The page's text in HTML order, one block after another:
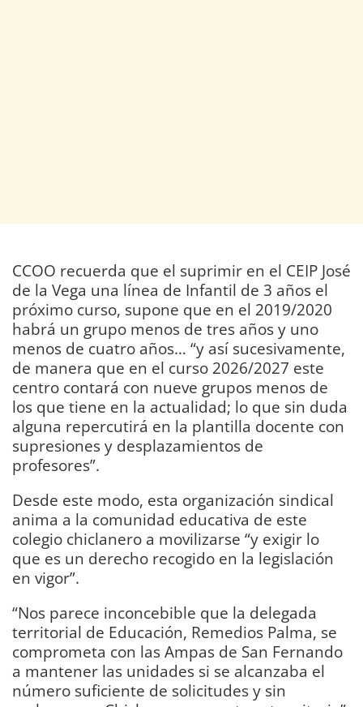
CCOO recuerda que el suprimir en el CEIP José
de la Vega una línea de Infantil de 3 años el
próximo curso, supone que en el 2019/2020
habrá un grupo menos de tres años y uno
menos de cuatro años… “y así sucesivamente,
de manera que en el curso 2026/2027 este
centro contará con nueve grupos menos de
los que tiene en la actualidad; lo que sin duda
alguna repercutirá en la plantilla docente con
supresiones y desplazamientos de
profesores”.
Desde este modo, esta organización sindical
anima a la comunidad educativa de este
colegio chiclanero a movilizarse “y exigir lo
que es un derecho recogido en la legislación
en vigor”.
“Nos parece inconcebible que la delegada
territorial de Educación, Remedios Palma, se
comprometa con las Ampas de San Fernando
a mantener las unidades si se alcanzaba el
número suficiente de solicitudes y sin